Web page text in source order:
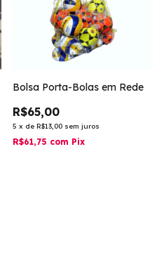
Bolsa Porta-Bolas em Rede
R$65,00
5 x de R$13,00 sem juros
R$61,75 com Pix